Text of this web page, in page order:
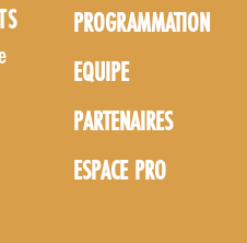
PROGRAMMATION
EQUIPE
PARTENAIRES
ESPACE PRO